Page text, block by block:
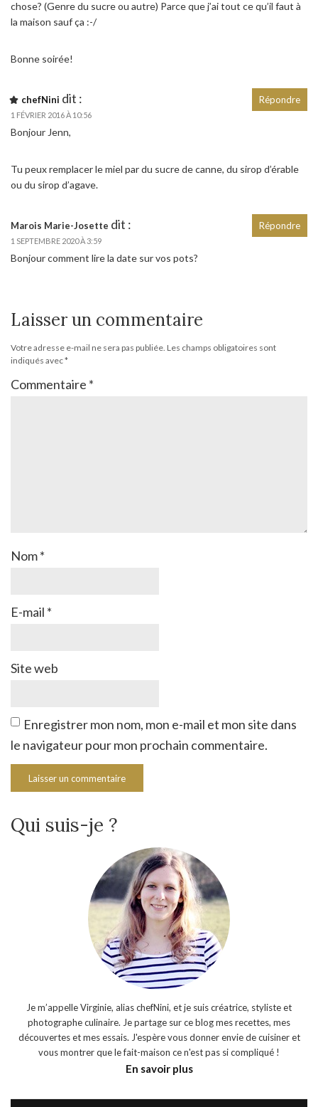
chose? (Genre du sucre ou autre) Parce que j’ai tout ce qu’il faut à
la maison sauf ça :-/
Bonne soirée!
chefNini dit :
1 FÉVRIER 2016 À 10:56
Bonjour Jenn,
Tu peux remplacer le miel par du sucre de canne, du sirop d’érable
ou du sirop d’agave.
Répondre
Marois Marie-Josette dit :
1 SEPTEMBRE 2020 À 3:59
Bonjour comment lire la date sur vos pots?
Répondre
Laisser un commentaire
Votre adresse e-mail ne sera pas publiée. Les champs obligatoires sont
indiqués avec*
Commentaire *
Nom*
E-mail *
Site web
Enregistrer mon nom, mon e-mail et mon site dans
le navigateur pour mon prochain commentaire.
Qui suis-je ?
Je m’appelle Virginie, alias chefNini, et je suis créatrice, styliste et
photographe culinaire. Je partage sur ce blog mes recettes, mes
découvertes et mes essais. J'espère vous donner envie de cuisiner et
vous montrer que le fait-maison ce n'est pas si compliqué !
En savoir plus